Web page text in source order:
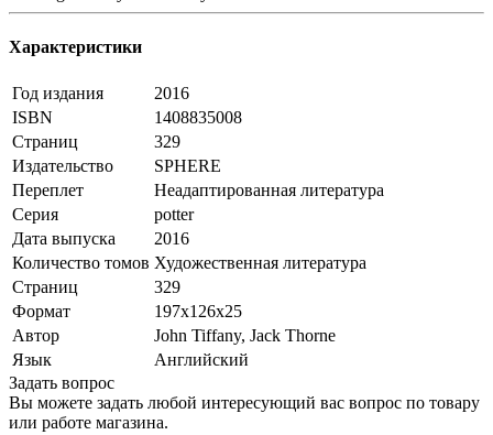
Характеристики
Год издания
2016
ISBN
1408835008
Страниц
329
Издательство
SPHERE
Переплет
Неадаптированная литература
Серия
potter
Дата выпуска
2016
Количество томов Художественная литература
Страниц
329
Формат
197x126x25
Автор
John Tiffany, Jack Thorne
Язык
Английский
Задать вопрос
Вы можете задать любой интересующий вас вопрос по товару
или работе магазина.